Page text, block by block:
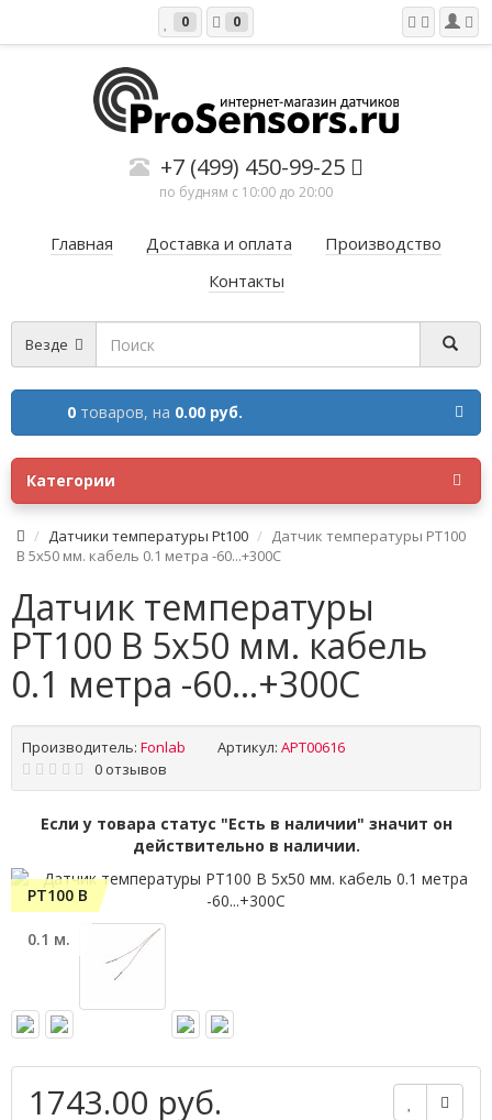
0 0
+7 (499) 450-99-25
по будням с 10:00 до 20:00
Главная Доставка и оплата
Производство
Контакты
Везде
0 товаров, на 0.00 руб.
Категории
Датчики температуры Pt100
Датчик температуры PT100
B 5x50 мм. кабель 0.1 метра -60...+300C
Датчик температуры
PT100 B 5x50 мм. кабель
0.1 метра -60...+300C
Производитель: Fonlab Артикул: APT00616
0 отзывов
Если у товара статус "Есть в наличии" значит он
действительно в наличии.
PT100 B
0.1 м.
1743.00 руб.